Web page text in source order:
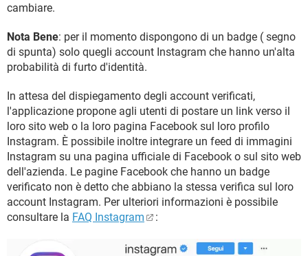
cambiare.
Nota Bene: per il momento dispongono di un badge ( segno
di spunta) solo quegli account Instagram che hanno un'alta
probabilità di furto d'identità.
In attesa del dispiegamento degli account verificati,
l'applicazione propone agli utenti di postare un link verso il
loro sito web o la loro pagina Facebook sul loro profilo
Instagram. È possibile inoltre integrare un feed di immagini
Instagram su una pagina ufficiale di Facebook o sul sito web
dell'azienda. Le pagine Facebook che hanno un badge
verificato non è detto che abbiano la stessa verifica sul loro
account Instagram. Per ulteriori informazioni è possibile
consultare la FAQ Instagram :